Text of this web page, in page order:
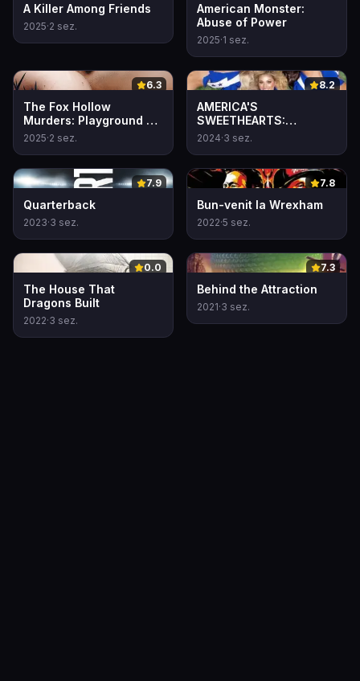
A Killer Among Friends
2025·2 sez.
American Monster:
Abuse of Power
2025·1 sez.
0 6.3
The Fox Hollow
Murders: Playground of
a Serial Killer
2025·2 sez.
0 8.2
AMERICA'S
SWEETHEARTS:
Majoretele de la Dallas
2024·3 sez.
0 7.9
Quarterback
2023·3 sez.
0 7.8
Bun-venit la Wrexham
2022·5 sez.
0 0.0
The House That
Dragons Built
2022·3 sez.
0 7.3
Behind the Attraction
2021·3 sez.